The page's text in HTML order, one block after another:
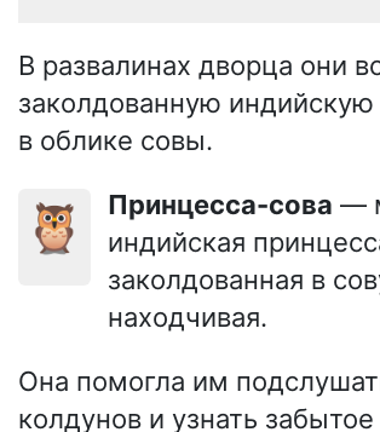
В развалинах дворца они
заколдованную
в облике совы.
🦉 Принцесса-сова —
индийская
заколдованная в
находчивая.
Она помогла им
колдунов и узнать